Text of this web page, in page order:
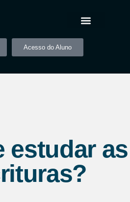
Acesso do Aluno
estudar as